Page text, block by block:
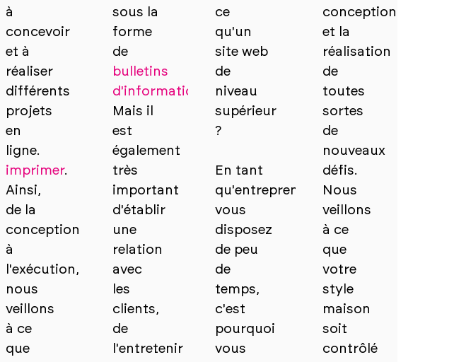
à
concevoir
et à
réaliser
différents
projets
en
ligne.
imprimer.
Ainsi,
de la
conception
à
l'exécution,
nous
veillons
à ce
que
sous la
forme
de
bulletins
d'information
Mais il
est
également
très
important
d'établir
une
relation
avec
les
clients,
de
l'entretenir
ce
qu'un
site web
de
niveau
supérieur
?
En tant
qu'entrepreneur,
vous
disposez
de peu
de
temps,
c'est
pourquoi
vous
conception
et la
réalisation
de
toutes
sortes
de
nouveaux
défis.
Nous
veillons
à ce
que
votre
style
maison
soit
contrôlé